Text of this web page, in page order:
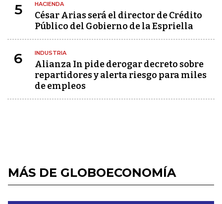
5 HACIENDA
César Arias será el director de Crédito
Público del Gobierno de la Espriella
6 INDUSTRIA
Alianza In pide derogar decreto sobre
repartidores y alerta riesgo para miles
de empleos
MÁS DE GLOBOECONOMÍA